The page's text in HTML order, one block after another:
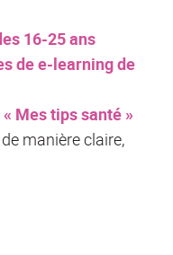
16-25 ans
de e-learning de
« Mes tips santé »
manière claire,